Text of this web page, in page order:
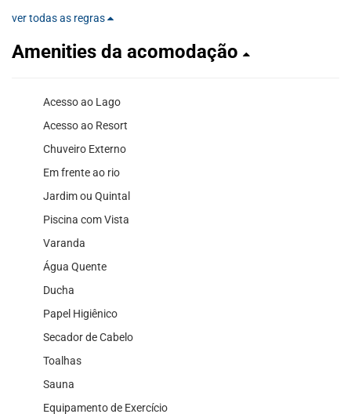
ver todas as regras
Amenities da acomodação
Acesso ao Lago
Acesso ao Resort
Chuveiro Externo
Em frente ao rio
Jardim ou Quintal
Piscina com Vista
Varanda
Água Quente
Ducha
Papel Higiênico
Secador de Cabelo
Toalhas
Sauna
Equipamento de Exercício